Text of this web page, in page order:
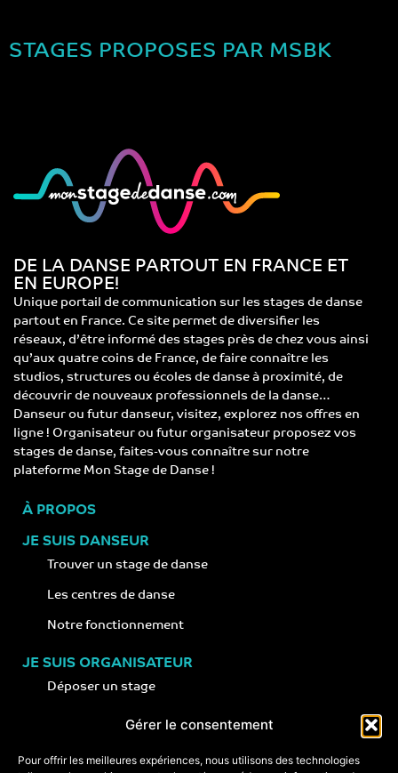
Gérer le consentement
Pour offrir les meilleures expériences, nous utilisons des technologies
STAGES PROPOSES PAR MSBK
DE LA DANSE PARTOUT EN FRANCE ET
EN EUROPE!
Unique portail de communication sur les stages de danse
partout en France. Ce site permet de diversifier les
réseaux, d’être informé des stages près de chez vous ainsi
qu’aux quatre coins de France, de faire connaître les
studios, structures ou écoles de danse à proximité, de
découvrir de nouveaux professionnels de la danse…
Danseur ou futur danseur, visitez, explorez nos offres en
ligne ! Organisateur ou futur organisateur proposez vos
stages de danse, faites-vous connaître sur notre
plateforme Mon Stage de Danse !
À PROPOS
JE SUIS DANSEUR
Trouver un stage de danse
Les centres de danse
Notre fonctionnement
JE SUIS ORGANISATEUR
Déposer un stage
Notre concept